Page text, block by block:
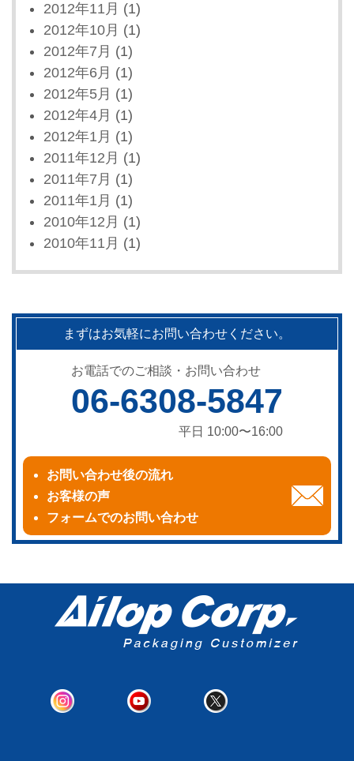
2012年11月 (1)
2012年10月 (1)
2012年7月 (1)
2012年6月 (1)
2012年5月 (1)
2012年4月 (1)
2012年1月 (1)
2011年12月 (1)
2011年7月 (1)
2011年1月 (1)
2010年12月 (1)
2010年11月 (1)
まずはお気軽にお問い合わせください。
お電話でのご相談・お問い合わせ
06-6308-5847
平日 10:00〜16:00
お問い合わせ後の流れ
お客様の声
フォームでのお問い合わせ